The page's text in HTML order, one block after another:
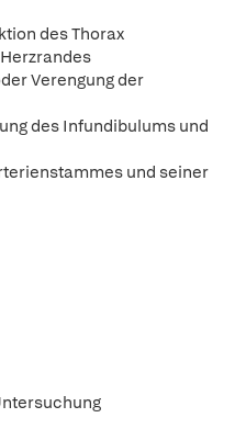
des Thorax
Verengung der
des Infundibulums und
und seiner